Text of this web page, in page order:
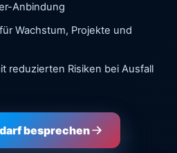
Anbindung
Wachstum, Projekte und
reduzierten Risiken bei Ausfall
besprechen